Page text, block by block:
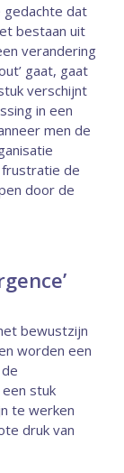
gedachte dat
bestaan uit
verandering
gaat, gaat
verschijnt
in een
men de
frustratie de
door de
bewustzijn
worden een
stuk
te werken
druk van